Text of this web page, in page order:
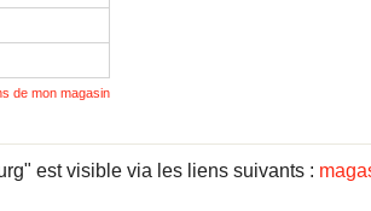
de mon magasin
est visible via les liens suivants :